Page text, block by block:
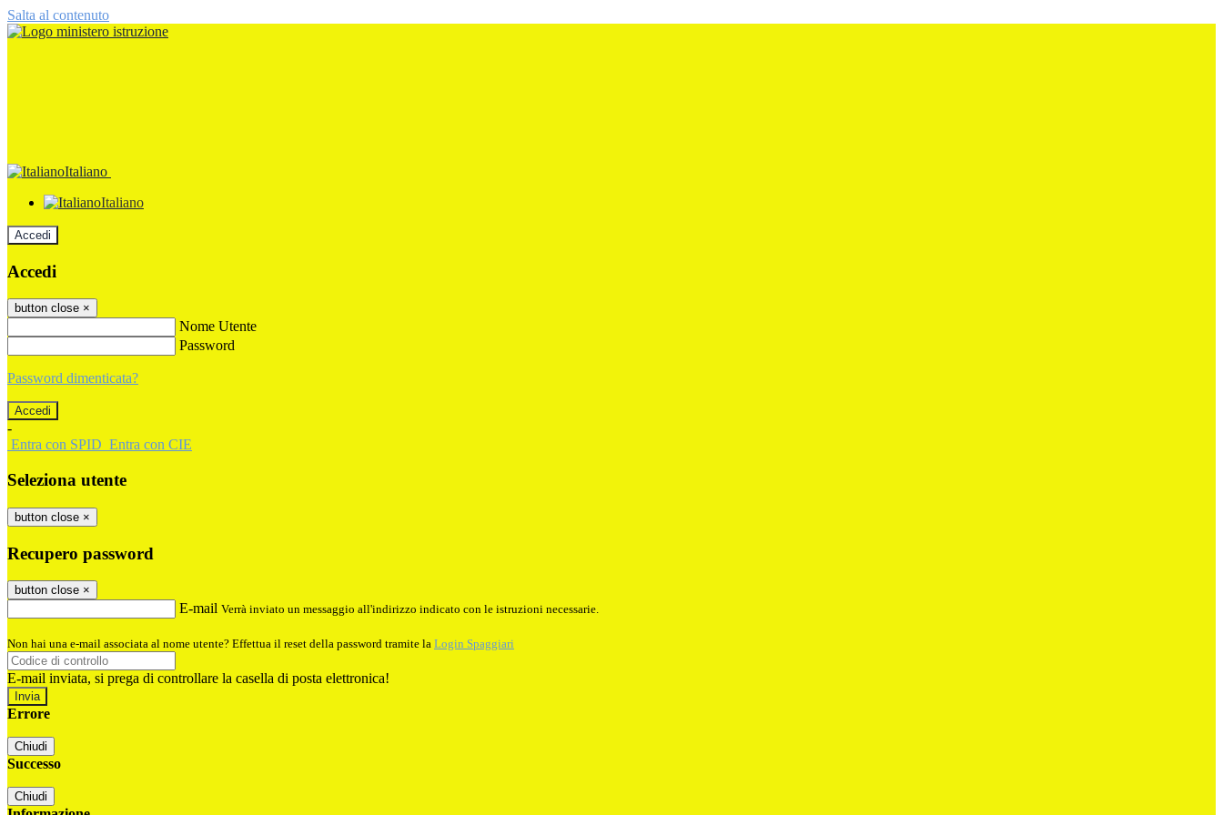
Salta al contenuto
Italiano
Italiano
Accedi
Accedi
button close ×
Nome Utente
Password
Password dimenticata?
-
Entra con SPID Entra con CIE
Seleziona utente
button close ×
Recupero password
button close ×
E-mail Verrà inviato un messaggio all'indirizzo indicato con le istruzioni necessarie.
Non hai una e-mail associata al nome utente? Effettua il reset della password tramite la Login Spaggiari
E-mail inviata, si prega di controllare la casella di posta elettronica!
Errore
Chiudi
Successo
Chiudi